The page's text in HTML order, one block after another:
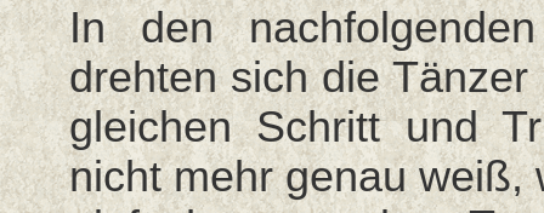
In den
drehten sich die
gleichen Schritt und
nicht mehr genau weiß,